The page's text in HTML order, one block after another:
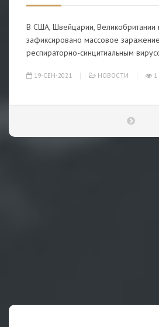
В США, Швейцарии, Великобритании
зафиксировано массовое
респираторно-синцитиальным
19-СЕН-2021 НОВОСТИ 1